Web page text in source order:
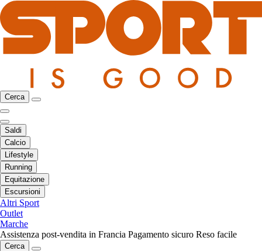
Cerca
Saldi
Calcio
Lifestyle
Running
Equitazione
Escursioni
Altri Sport
Outlet
Marche
Assistenza post-vendita in Francia Pagamento sicuro Reso facile
Cerca